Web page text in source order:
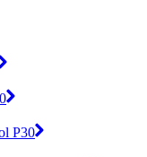
P30